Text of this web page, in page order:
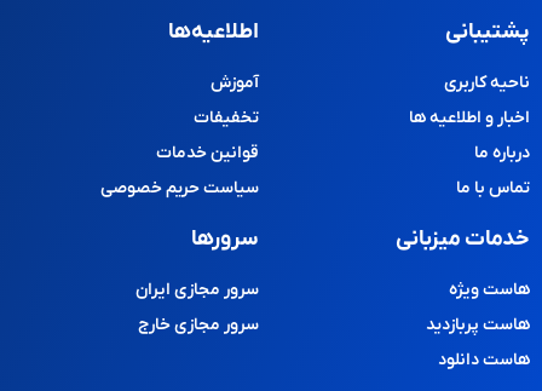
پشتیبانی
ناحیه کاربری
اخبار و اطلاعیه ها
درباره ما
تماس با ما
اطلاعیه‌ها
آموزش
تخفیفات
قوانین خدمات
سیاست حریم خصوصی
خدمات میزبانی
هاست ویژه
هاست پربازدید
هاست دانلود
سرورها
سرور مجازی ایران
سرور مجازی خارج